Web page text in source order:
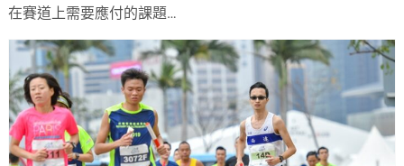
在賽道上需要應付的課題…